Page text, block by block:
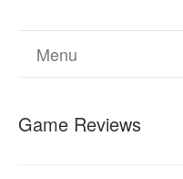
Menu
Game Reviews